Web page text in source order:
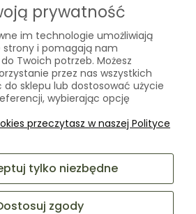
Laboratorium Zielarza Sp. z
o.o.
ul. Kopernika 10A
05-825 Grodzisk Mazowiecki
sklep@laboratoriumzielarza.pl
prywatność
im technologie umożliwiają
strony i pomagają nam
Twoich potrzeb. Możesz
przez nas wszystkich
do sklepu lub dostosować użycie
wybierając opcję
przeczytasz w naszej Polityce
tylko niezbędne
zgody